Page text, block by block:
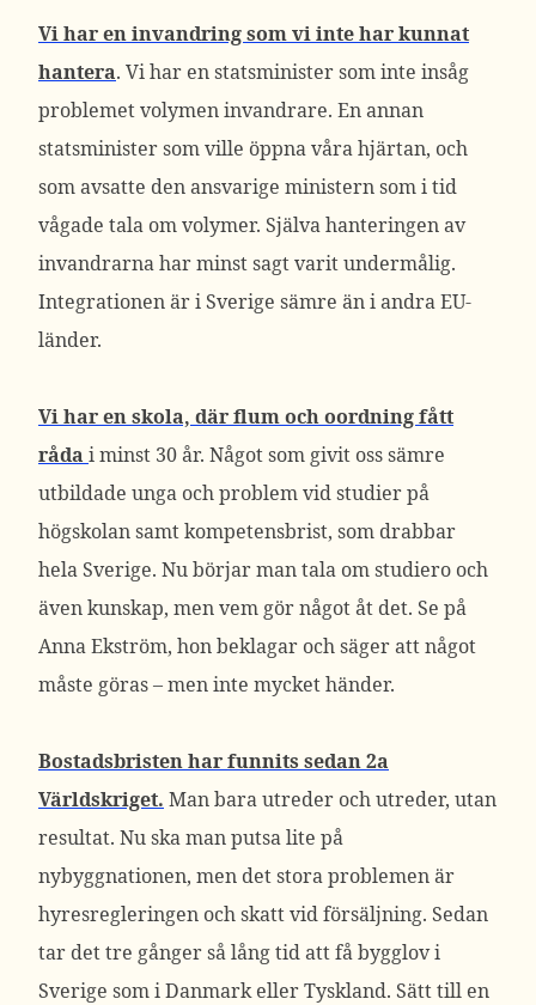
Vi har en invandring som vi inte har kunnat
hantera. Vi har en statsminister som inte insåg
problemet volymen invandrare. En annan
statsminister som ville öppna våra hjärtan, och
som avsatte den ansvarige ministern som i tid
vågade tala om volymer. Själva hanteringen av
invandrarna har minst sagt varit undermålig.
Integrationen är i Sverige sämre än i andra EU-
länder.
Vi har en skola, där flum och oordning fått
råda i minst 30 år. Något som givit oss sämre
utbildade unga och problem vid studier på
högskolan samt kompetensbrist, som drabbar
hela Sverige. Nu börjar man tala om studiero och
även kunskap, men vem gör något åt det. Se på
Anna Ekström, hon beklagar och säger att något
måste göras – men inte mycket händer.
Bostadsbristen har funnits sedan 2a
Världskriget. Man bara utreder och utreder, utan
resultat. Nu ska man putsa lite på
nybyggnationen, men det stora problemen är
hyresregleringen och skatt vid försäljning. Sedan
tar det tre gånger så lång tid att få bygglov i
Sverige som i Danmark eller Tyskland. Sätt till en